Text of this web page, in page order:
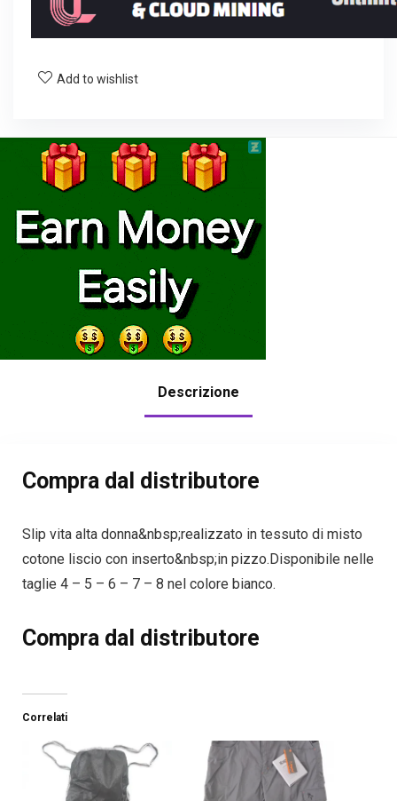
Add to wishlist
Descrizione
Compra dal distributore
Slip vita alta donna&nbsp;realizzato in tessuto di misto
cotone liscio con inserto&nbsp;in pizzo.Disponibile nelle
taglie 4 – 5 – 6 – 7 – 8 nel colore bianco.
Compra dal distributore
Correlati